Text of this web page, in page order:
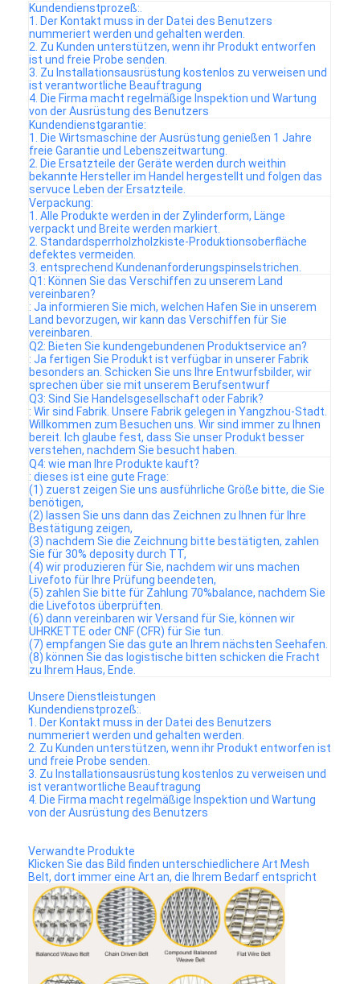
Kundendienstprozeß:.
1. Der Kontakt muss in der Datei des Benutzers
nummeriert werden und gehalten werden.
2. Zu Kunden unterstützen, wenn ihr Produkt entworfen
ist und freie Probe senden.
3. Zu Installationsausrüstung kostenlos zu verweisen und
ist verantwortliche Beauftragung
4. Die Firma macht regelmäßige Inspektion und Wartung
von der Ausrüstung des Benutzers
Kundendienstgarantie:
1. Die Wirtsmaschine der Ausrüstung genießen 1 Jahre
freie Garantie und Lebenszeitwartung.
2. Die Ersatzteile der Geräte werden durch weithin
bekannte Hersteller im Handel hergestellt und folgen das
servuce Leben der Ersatzteile.
Verpackung:
1. Alle Produkte werden in der Zylinderform, Länge
verpackt und Breite werden markiert.
2. Standardsperrholzholzkiste-Produktionsoberfläche
defektes vermeiden.
3. entsprechend Kundenanforderungspinselstrichen.
Q1: Können Sie das Verschiffen zu unserem Land
vereinbaren?
: Ja informieren Sie mich, welchen Hafen Sie in unserem
Land bevorzugen, wir kann das Verschiffen für Sie
vereinbaren.
Q2: Bieten Sie kundengebundenen Produktservice an?
: Ja fertigen Sie Produkt ist verfügbar in unserer Fabrik
besonders an. Schicken Sie uns Ihre Entwurfsbilder, wir
sprechen über sie mit unserem Berufsentwurf
Q3: Sind Sie Handelsgesellschaft oder Fabrik?
: Wir sind Fabrik. Unsere Fabrik gelegen in Yangzhou-Stadt.
Willkommen zum Besuchen uns. Wir sind immer zu Ihnen
bereit. Ich glaube fest, dass Sie unser Produkt besser
verstehen, nachdem Sie besucht haben.
Q4: wie man Ihre Produkte kauft?
: dieses ist eine gute Frage:
(1) zuerst zeigen Sie uns ausführliche Größe bitte, die Sie
benötigen,
(2) lassen Sie uns dann das Zeichnen zu Ihnen für Ihre
Bestätigung zeigen,
(3) nachdem Sie die Zeichnung bitte bestätigten, zahlen
Sie für 30% deposity durch TT,
(4) wir produzieren für Sie, nachdem wir uns machen
Livefoto für Ihre Prüfung beendeten,
(5) zahlen Sie bitte für Zahlung 70%balance, nachdem Sie
die Livefotos überprüften.
(6) dann vereinbaren wir Versand für Sie, können wir
UHRKETTE oder CNF (CFR) für Sie tun.
(7) empfangen Sie das gute an Ihrem nächsten Seehafen.
(8) können Sie das logistische bitten schicken die Fracht
zu Ihrem Haus, Ende.
Unsere Dienstleistungen
Kundendienstprozeß:.
1. Der Kontakt muss in der Datei des Benutzers
nummeriert werden und gehalten werden.
2. Zu Kunden unterstützen, wenn ihr Produkt entworfen ist
und freie Probe senden.
3. Zu Installationsausrüstung kostenlos zu verweisen und
ist verantwortliche Beauftragung
4. Die Firma macht regelmäßige Inspektion und Wartung
von der Ausrüstung des Benutzers
Verwandte Produkte
Klicken Sie das Bild finden unterschiedlichere Art Mesh
Belt, dort immer eine Art an, die Ihrem Bedarf entspricht